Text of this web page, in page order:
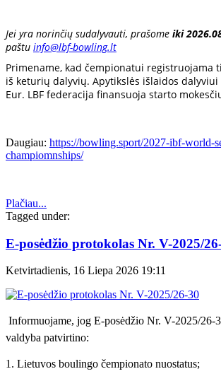
Jei yra norinčių sudalyvauti, prašome iki
paštu info@lbf-bowling.lt
Primename, kad čempionatui registruojama
iš keturių dalyvių. Apytikslės išlaidos
Eur. LBF federacija finansuoja starto
Daugiau: https://bowling.sport/2027-ibf-world-
champiomnships/
Plačiau...
Tagged under:
E-posėdžio protokolas Nr. V-2025/
Ketvirtadienis, 16 Liepa 2026 19:11
jog E-posėdžio Nr. V-2025/26-
valdyba patvirtino:
1. Lietuvos boulingo čempionato nuostatus;